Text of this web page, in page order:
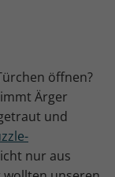
öffnen?
Ärger
und
nur aus